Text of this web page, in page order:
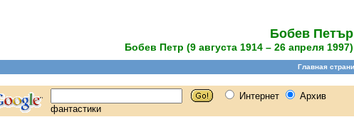
Бобев Петър
Бобев Петр (9 августа 1914 – 26 апреля 1997)